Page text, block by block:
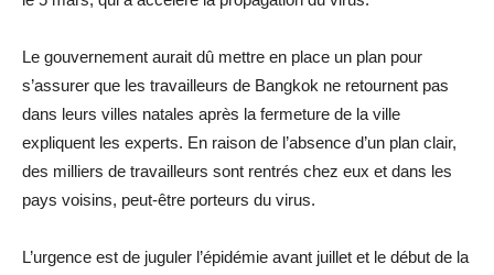
Le gouvernement aurait dû mettre en place un plan pour
s’assurer que les travailleurs de Bangkok ne retournent pas
dans leurs villes natales après la fermeture de la ville
expliquent les experts. En raison de l’absence d’un plan clair,
des milliers de travailleurs sont rentrés chez eux et dans les
pays voisins, peut-être porteurs du virus.
L’urgence est de juguler l’épidémie avant juillet et le début de la